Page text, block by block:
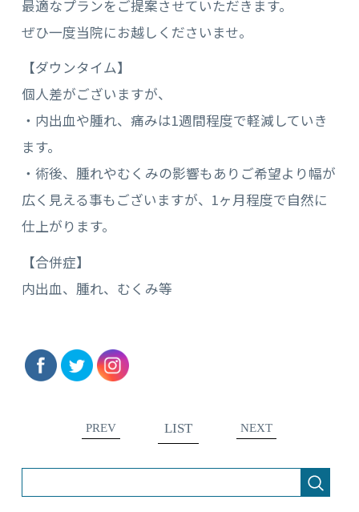
最適なプランをご提案させていただきます。
ぜひ一度当院にお越しくださいませ。
【ダウンタイム】
個人差がございますが、
・内出血や腫れ、痛みは1週間程度で軽減していき
ます。
・術後、腫れやむくみの影響もありご希望より幅が
広く見える事もございますが、1ヶ月程度で自然に
仕上がります。
【合併症】
内出血、腫れ、むくみ等
PREV LIST NEXT